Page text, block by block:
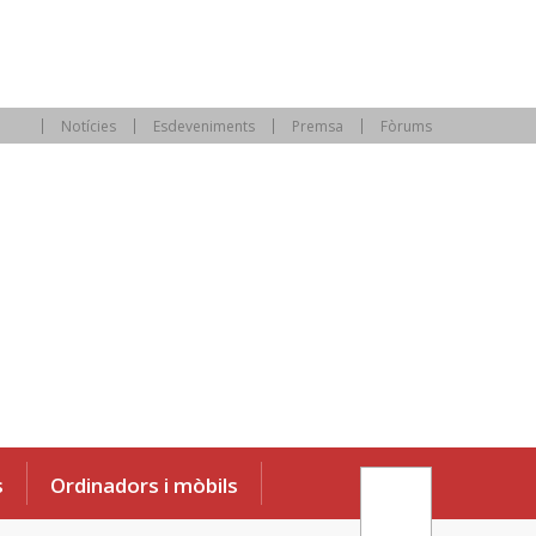
Notícies Esdeveniments Premsa Fòrums
Ordinadors i mòbils